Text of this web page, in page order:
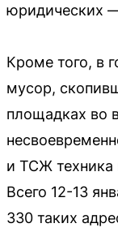
юридических
Кроме того, в
мусор,
площадках во
и ТСЖ техника
Всего 12-13
330 таких